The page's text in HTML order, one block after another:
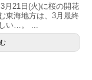
21日(火)に桜の開花
東海地方は、3月最終
い…。 ...